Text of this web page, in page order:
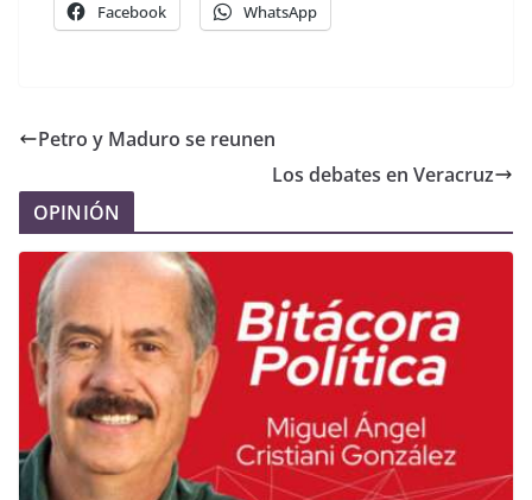
Facebook WhatsApp
Petro y Maduro se reunen
Los debates en Veracruz
OPINIÓN